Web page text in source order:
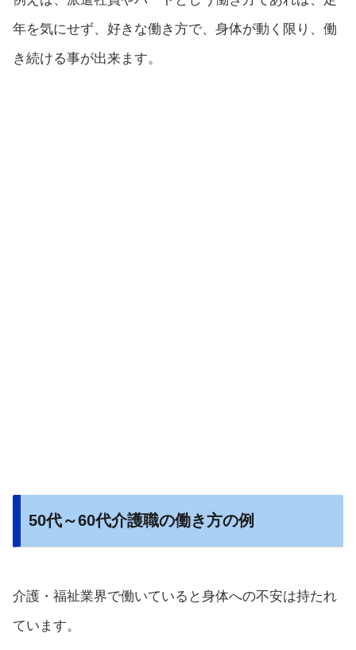
年を気にせず、好きな働き方で、身体が動く限り、働
き続ける事が出来ます。
50代～60代介護職の働き方の例
介護・福祉業界で働いていると身体への不安は持たれ
ています。